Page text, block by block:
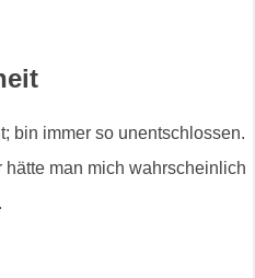
bin immer so unentschlossen.
man mich wahrscheinlich